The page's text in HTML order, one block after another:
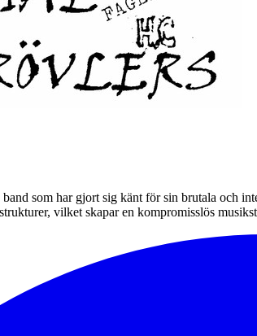
som har gjort sig känt för sin brutala och
vilket skapar en kompromisslös